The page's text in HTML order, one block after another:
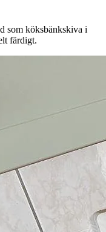
som köksbänkskiva i
färdigt.